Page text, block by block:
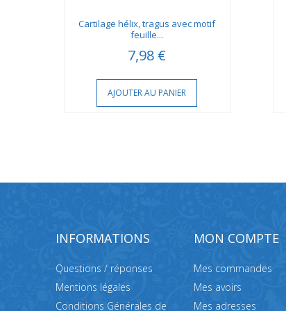
Cartilage hélix, tragus avec motif
feuille...
7,98 €
AJOUTER AU PANIER
INFORMATIONS
Questions / réponses
Mentions légales
Conditions Générales de
MON COMPTE
Mes commandes
Mes avoirs
Mes adresses